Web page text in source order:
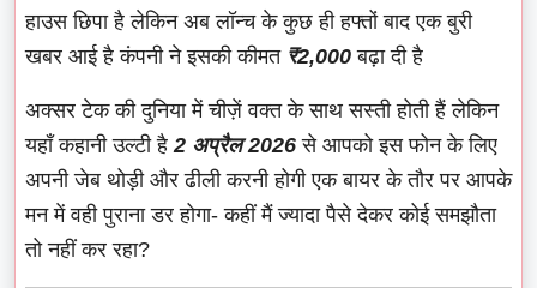
हाउस छिपा है लेकिन अब लॉन्च के कुछ ही हफ्तों बाद एक बुरी
खबर आई है कंपनी ने इसकी कीमत ₹2,000 बढ़ा दी है
अक्सर टेक की दुनिया में चीज़ें वक्त के साथ सस्ती होती हैं लेकिन
यहाँ कहानी उल्टी है 2 अप्रैल 2026 से आपको इस फोन के लिए
अपनी जेब थोड़ी और ढीली करनी होगी एक बायर के तौर पर आपके
मन में वही पुराना डर होगा- कहीं मैं ज्यादा पैसे देकर कोई समझौता
तो नहीं कर रहा?